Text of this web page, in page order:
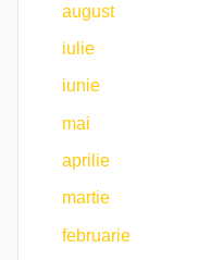
august
iulie
iunie
mai
aprilie
martie
februarie